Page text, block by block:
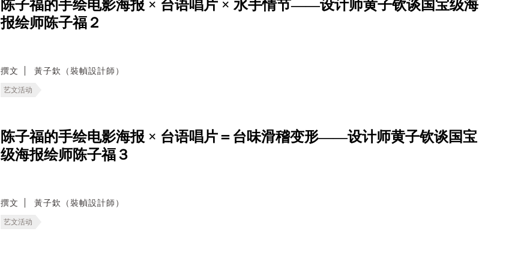
陈子福的手绘电影海报 × 台语唱片 × 水手情节——设计师黄子钦谈国宝级海
报绘师陈子福２
撰文 黃子欽（裝幀設計師）
艺文活动
陈子福的手绘电影海报 × 台语唱片＝台味滑稽变形——设计师黄子钦谈国宝
级海报绘师陈子福３
撰文 黃子欽（裝幀設計師）
艺文活动